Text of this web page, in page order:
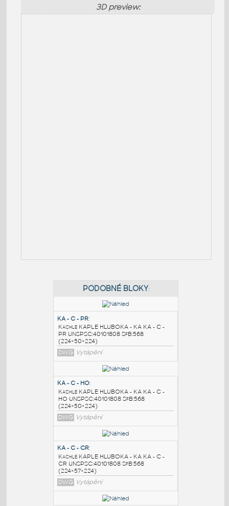
3D preview:
PODOBNÉ BLOKY
KA - C - PR
Kachle KAPLE HLUBOKA - KA KA - C -
PR UNSPSC:40101808 SfB:568
(224×50×224)
DWG Vytápění